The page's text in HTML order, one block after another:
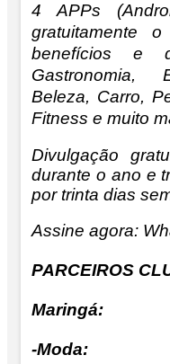
4 APPs
gratuitamente
benefícios e
Gastronomia,
Beleza, Carro,
Fitness e muito
Divulgação
durante o ano e
por trinta dias
Assine agora:
PARCEIROS
Maringá:
-Moda: